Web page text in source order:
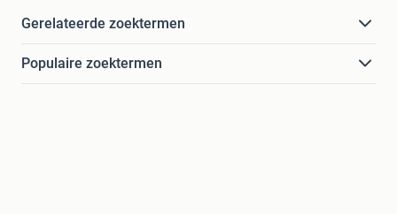
Gerelateerde zoektermen
Populaire zoektermen